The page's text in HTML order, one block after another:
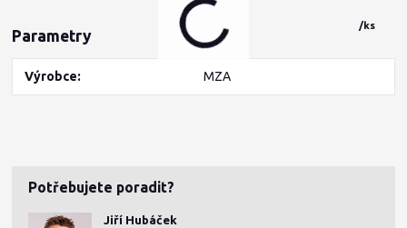
/ks
Parametry
Výrobce MZA
Potřebujete poradit?
Jiří Hubáček